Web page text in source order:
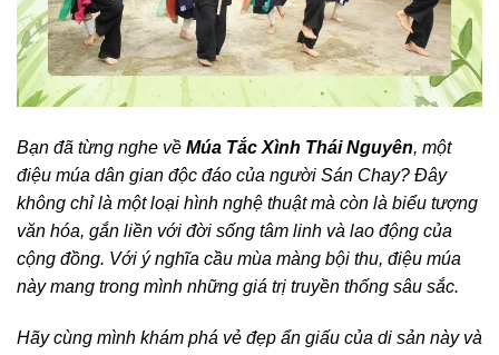
Bạn đã từng nghe về Múa Tắc Xình Thái Nguyên, một
điệu múa dân gian độc đáo của người Sán Chay? Đây
không chỉ là một loại hình nghệ thuật mà còn là biểu tượng
văn hóa, gắn liền với đời sống tâm linh và lao động của
cộng đồng. Với ý nghĩa cầu mùa màng bội thu, điệu múa
này mang trong mình những giá trị truyền thống sâu sắc.
Hãy cùng mình khám phá vẻ đẹp ẩn giấu của di sản này và